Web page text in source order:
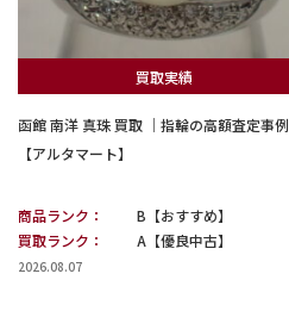
買取実績
函館 南洋 真珠 買取 ｜指輪の高額査定事例
【アルタマート】
商品ランク：
B【おすすめ】
買取ランク：
A【優良中古】
2026.08.07